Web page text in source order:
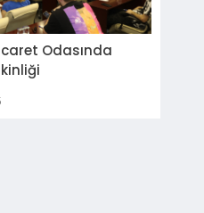
Odasında